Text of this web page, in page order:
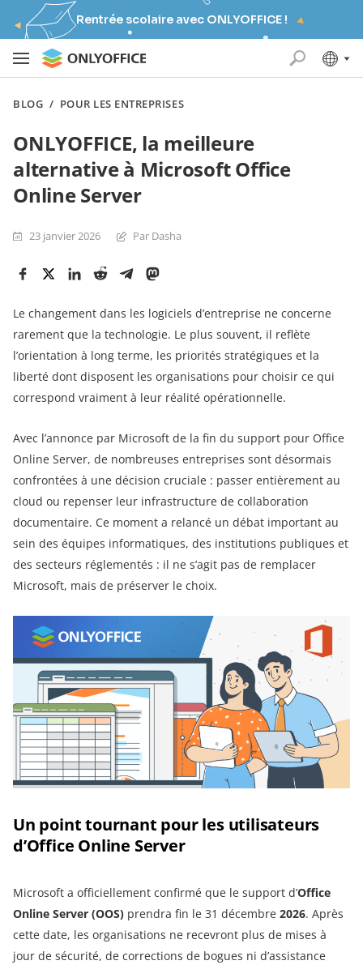
Rentrée scolaire avec ONLYOFFICE !
BLOG / POUR LES ENTREPRISES
ONLYOFFICE, la meilleure
alternative à Microsoft Office
Online Server
23 janvier 2026 Par Dasha
Le changement dans les logiciels d’entreprise ne concerne
rarement que la technologie. Le plus souvent, il reflète
l’orientation à long terme, les priorités stratégiques et la
liberté dont disposent les organisations pour choisir ce qui
correspond vraiment à leur réalité opérationnelle.
Avec l’annonce par Microsoft de la fin du support pour Office
Online Server, de nombreuses entreprises sont désormais
confrontées à une décision cruciale : passer entièrement au
cloud ou repenser leur infrastructure de collaboration
documentaire. Ce moment a relancé un débat important au
sein des équipes informatiques, des institutions publiques et
des secteurs réglementés : il ne s’agit pas de remplacer
Microsoft, mais de préserver le choix.
Un point tournant pour les utilisateurs
d’Office Online Server
Microsoft a officiellement confirmé que le support d’Office
Online Server (OOS) prendra fin le 31 décembre 2026. Après
cette date, les organisations ne recevront plus de mises à
jour de sécurité, de corrections de bogues ni d’assistance